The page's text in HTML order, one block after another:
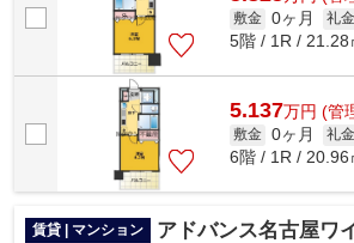
敷金 0ヶ月 礼金
5階 / 1R / 21.28
5.137万円 (管
敷金 0ヶ月 礼金
6階 / 1R / 20.96
賃貸 | マンション アドバンス名古屋ワ